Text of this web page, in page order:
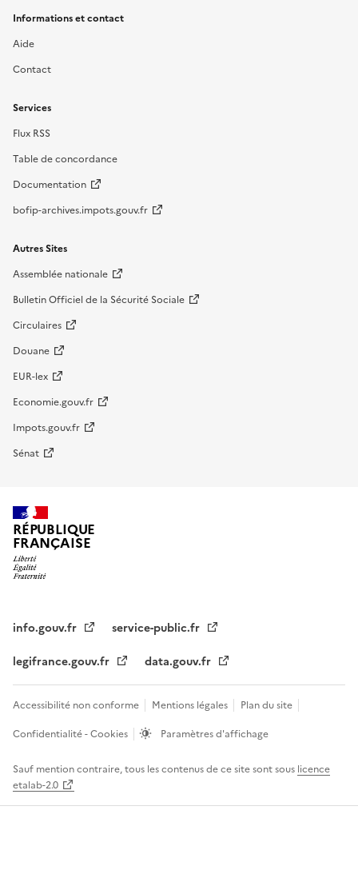
Informations et contact
Aide
Contact
Services
Flux RSS
Table de concordance
Documentation
bofip-archives.impots.gouv.fr
Autres Sites
Assemblée nationale
Bulletin Officiel de la Sécurité Sociale
Circulaires
Douane
EUR-lex
Economie.gouv.fr
Impots.gouv.fr
Sénat
RÉPUBLIQUE
FRANÇAISE
info.gouv.fr
service-public.fr
legifrance.gouv.fr
data.gouv.fr
Accessibilité non conforme Mentions légales
Plan du site
Confidentialité - Cookies
Paramètres d'affichage
Sauf mention contraire, tous les contenus de ce site sont sous licence
etalab-2.0